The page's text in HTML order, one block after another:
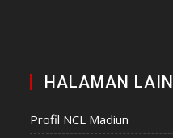
HALAMAN LAIN
Profil NCL Madiun